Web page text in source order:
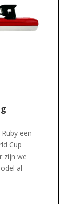
een
Cup
zijn we
al